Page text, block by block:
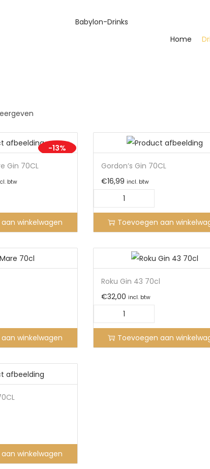
Home
-13%
Gin 70CL
btw
winkelwagen
Gordon’s Gin 70CL
€16,99 incl. btw
Toevoegen aan
winkelwagen
Roku Gin 43 70cl
€32,00 incl. btw
Toevoegen aan
winkelwagen